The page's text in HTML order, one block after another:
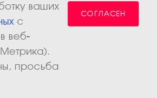
сохранность
и принимает все возможные
к персональным
лиц.
Пользователя никогда,
ваших
с
веб-
просьба
СОГЛАСЕН